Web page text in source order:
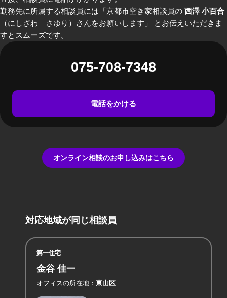
勤務先に所属する相談員には「京都市空き家相談員の 西澤 小百合
（にしざわ さゆり）さんをお願いします」 とお伝えいただきま
すとスムーズです。
075-708-7348
電話をかける
オンライン相談のお申し込みはこちら
対応地域が同じ相談員
第一住宅
金谷 佳一
オフィスの所在地 東山区